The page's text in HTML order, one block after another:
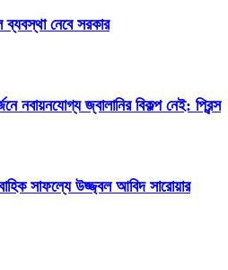
ব্যবস্থা নেবে সরকার
নবায়নযোগ্য জ্বালানির বিকল্প নেই: প্রিন্স
সাফল্যে উজ্জ্বল আবিদ সারোয়ার